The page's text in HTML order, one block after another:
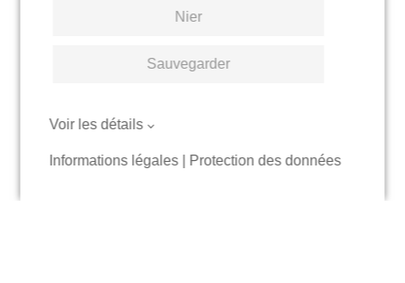
Nier
Sauvegarder
Voir les détails
Informations légales| Protection des données